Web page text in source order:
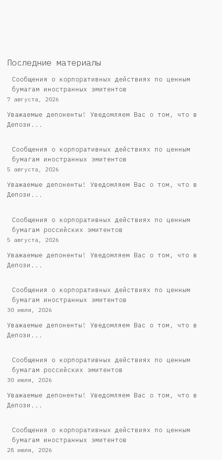
Последние материалы
Сообщения о корпоративных действиях по ценным
бумагам иностранных эмитентов
7 августа, 2026
Уважаемые депоненты! Уведомляем Вас о том, что в
Депози...
Сообщения о корпоративных действиях по ценным
бумагам иностранных эмитентов
5 августа, 2026
Уважаемые депоненты! Уведомляем Вас о том, что в
Депози...
Cообщения о корпоративных действиях по ценным
бумагам российских эмитентов
5 августа, 2026
Уважаемые депоненты! Уведомляем Вас о том, что в
Депози...
Сообщения о корпоративных действиях по ценным
бумагам иностранных эмитентов
30 июля, 2026
Уважаемые депоненты! Уведомляем Вас о том, что в
Депози...
Cообщения о корпоративных действиях по ценным
бумагам российских эмитентов
30 июля, 2026
Уважаемые депоненты! Уведомляем Вас о том, что в
Депози...
Сообщения о корпоративных действиях по ценным
бумагам иностранных эмитентов
28 июля, 2026